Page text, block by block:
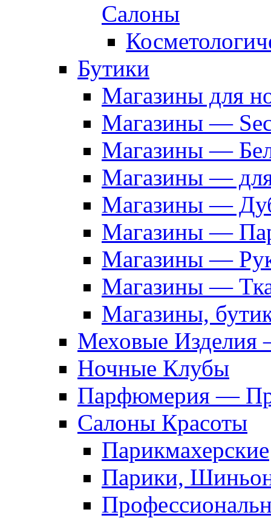
Салоны
Бутики
Магазины для
Магазины —
Магазины —
Магазины —
Магазины —
Магазины —
Магазины —
Магазины —
Магазины,
Меховые Изделия
Ночные Клубы
Парфюмерия —
Салоны Красоты
Парикмахерские
Парики,